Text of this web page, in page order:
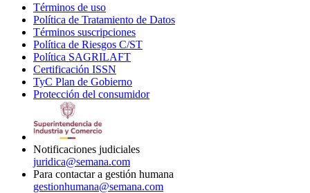
Términos de uso
in
new
window
Política de Tratamiento de Datos
Términos suscripciones
in
Política de Riesgos C/ST
Política SAGRILAFT
new
window
Certificación ISSN
in
new
TyC Plan de Gobierno
in
Protección del consumidorOpens
Notificaciones judiciales
juridica@semana.com
Para contactar a gestión humana
gestionhumana@semana.com